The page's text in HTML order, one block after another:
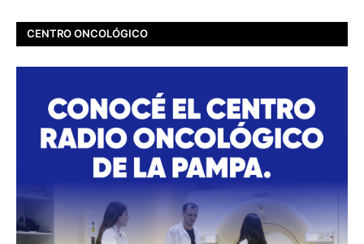
CENTRO ONCOLÓGICO